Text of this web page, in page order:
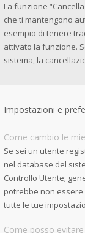
La funzione
che ti mantengono
esempio di tenere
attivato la funzione.
sistema, la
Impostazioni e
Come cambio le
Se sei un utente
nel database del
Controllo Utente;
potrebbe non
tutte le tue
Come posso